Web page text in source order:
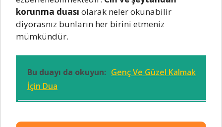
korunma duası olarak neler okunabilir
diyorasnız bunların her birini etmeniz
mümkündür.
Bu duayı da okuyun: Genç Ve Güzel Kalmak
İçin Dua